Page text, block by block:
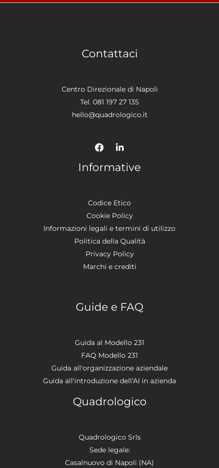
Contattaci
Centro Direzionale di Napoli
Tel. 081 197 27 135
hello@quadrologico.it
Informative
Codice Etico
Cookie Policy
Informazioni legali e termini di utilizzo
Politica della Qualità
Privacy Policy
Marchi e crediti
Guide e FAQ
Guida al Modello 231
FAQ Modello 231
Guida all'organizzazione aziendale
Guida all'introduzione dell'AI in azienda
Quadrologico
Quadrologico Srls
Sede legale:
Casalnuovo di Napoli (NA)